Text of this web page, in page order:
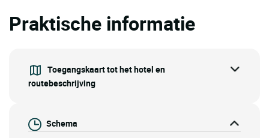
Praktische informatie
Toegangskaart tot het hotel en
routebeschrijving
Schema